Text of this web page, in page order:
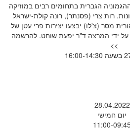
הגברית בתחומים רבים במוזיקה
רות צרי (פסנתר), רונה קולת-ישראל
מסר (צ'לו) יבצעו יצירות פרי עטן של
על ידי המרצה ד"ר יפעת שוחט. להרשמה
>>
28.04.2022
יום חמישי
11:00-